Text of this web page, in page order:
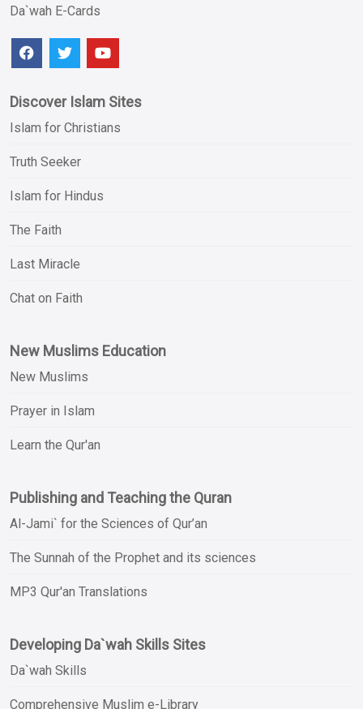
Da`wah E-Cards
Discover Islam Sites
Islam for Christians
Truth Seeker
Islam for Hindus
The Faith
Last Miracle
Chat on Faith
New Muslims Education
New Muslims
Prayer in Islam
Learn the Qur'an
Publishing and Teaching the Quran
Al-Jami` for the Sciences of Qur’an
The Sunnah of the Prophet and its sciences
MP3 Qur'an Translations
Developing Da`wah Skills Sites
Da`wah Skills
Comprehensive Muslim e-Library